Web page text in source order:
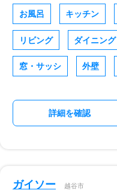
お風呂 キッチン
リビング ダイニング
窓・サッシ 外壁
詳細を確認
ガイソー 越谷市